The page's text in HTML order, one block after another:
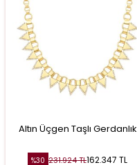
Altın Üçgen Taşlı Gerdanlık
%30 231.924TL162.347 TL